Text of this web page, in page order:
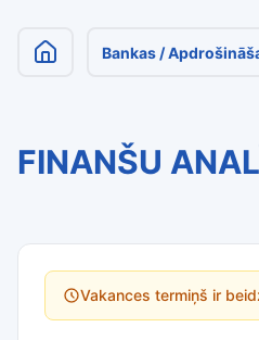
Bankas /
FINANŠU
Vakances termiņš ir